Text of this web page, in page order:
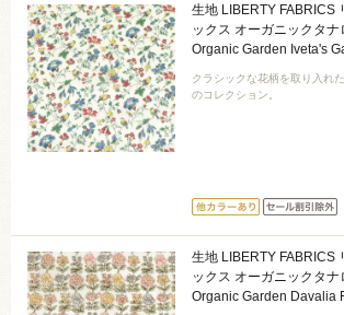
生地 LIBERTY FABRICS
ックス オーガニックタ
Organic Garden Iveta's
09Ac03j
クラシックな花柄を取り入れ
のコレクション。
生地 LIBERTY FABRICS
ックス オーガニックタ
Organic Garden Davalia